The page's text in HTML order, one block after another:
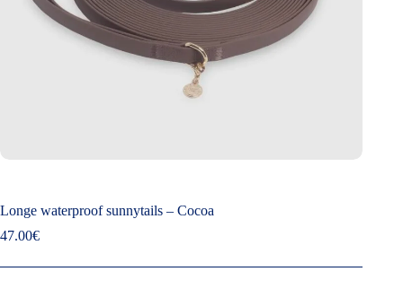
Longe waterproof sunnytails – Cocoa
47.00€